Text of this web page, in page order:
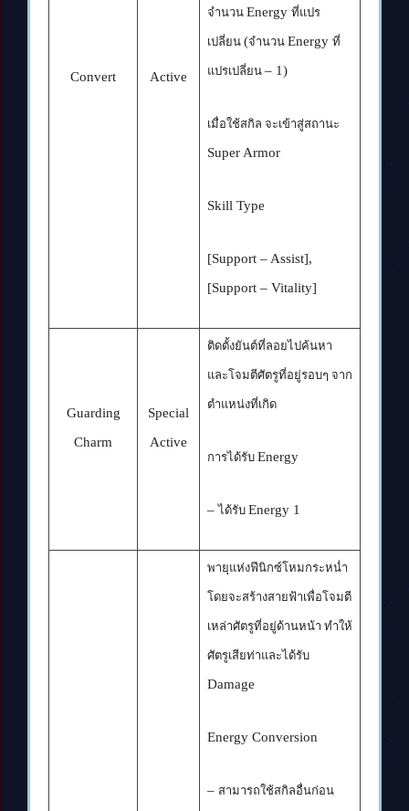
Convert Active
จำนวน Energy ที่แปร
เปลี่ยน (จำนวน Energy ที่
แปรเปลี่ยน – 1)
เมื่อใช้สกิล จะเข้าสู่สถานะ
Super Armor
Skill Type
[Support – Assist],
[Support – Vitality]
Guarding
Charm
Special
Active
ติดตั้งยันต์ที่ลอยไปค้นหา
และโจมตีศัตรูที่อยู่รอบๆ จาก
ตำแหน่งที่เกิด
การได้รับ Energy
–ได้รับ Energy 1
พายุแห่งฟีนิกซ์โหมกระหน่ำ
โดยจะสร้างสายฟ้าเพื่อโจมตี
เหล่าศัตรูที่อยู่ด้านหน้า ทำให้
ศัตรูเสียท่าและได้รับ
Damage
Energy Conversion
– สามารถใช้สกิลอื่นก่อน